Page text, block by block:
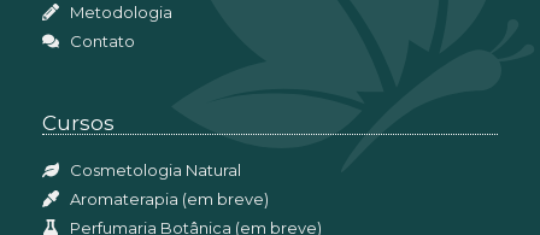
Metodologia
Contato
Cursos
Cosmetologia Natural
Aromaterapia (em breve)
Perfumaria Botânica (em breve)